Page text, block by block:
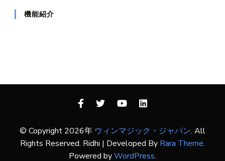
機能紹介
© Copyright 2026年 ウィンマジック・ジャパン. All
Rights Reserved. Ridhi | Developed By Rara Theme.
Powered byWordPress.